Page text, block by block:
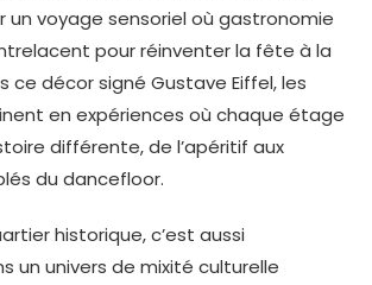
un voyage sensoriel où gastronomie
pour réinventer la fête à la
ce décor signé Gustave Eiffel, les
en expériences où chaque étage
différente, de l’apéritif aux
du dancefloor.
historique, c’est aussi
un univers de mixité culturelle